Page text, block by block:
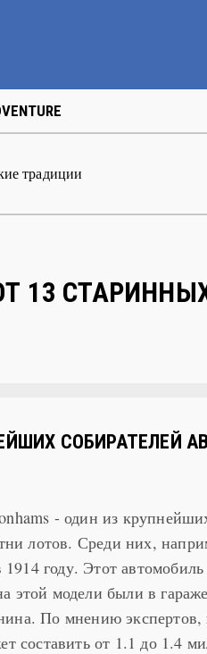
традиции
13
СОБИРАТЕЛЕЙ
- один из
лотов. Среди них,
году. Этот автомобиль
модели были в
По мнению экспертов,
составить от 1.1 до 1.4